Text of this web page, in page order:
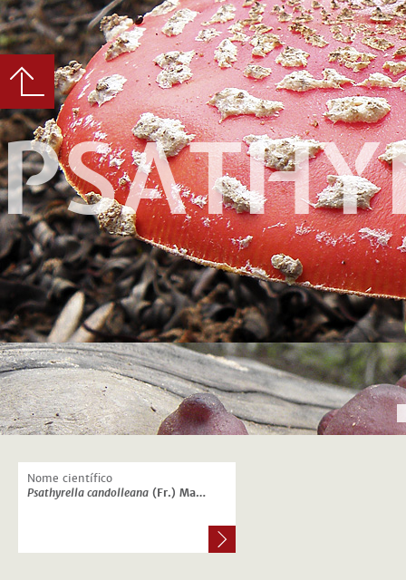
Nome científico
Psathyrella candolleana (Fr.) Maire